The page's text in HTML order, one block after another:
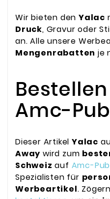
Wir bieten den Yalac
Druck, Gravur oder
an. Alle unsere
Mengenrabatten je
Amc-
Dieser Artikel Yalac
Away wird zum
Schweiz auf Amc-
Spezialisten für
Werbeartikel.